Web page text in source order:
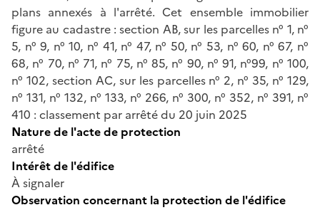
plans annexés à l'arrêté. Cet ensemble immobilier
figure au cadastre : section AB, sur les parcelles n° 1, n°
5, n° 9, n° 10, n° 41, n° 47, n° 50, n° 53, n° 60, n° 67, n°
68, n° 70, n° 71, n° 75, n° 85, n° 90, n° 91, n°99, n° 100,
n° 102, section AC, sur les parcelles n° 2, n° 35, n° 129,
n° 131, n° 132, n° 133, n° 266, n° 300, n° 352, n° 391, n°
410 : classement par arrêté du 20 juin 2025
Nature de l'acte de protection
arrêté
Intérêt de l'édifice
À signaler
Observation concernant la protection de l'édifice